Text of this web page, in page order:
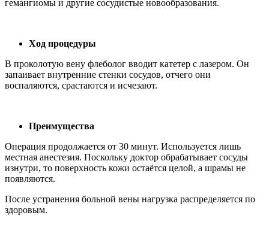
гемангиомы и другие сосудистые новообразования.
Ход процедуры
В проколотую вену флеболог вводит катетер с лазером. Он
запаивает внутренние стенки сосудов, отчего они
воспаляются, срастаются и исчезают.
Преимущества
Операция продолжается от 30 минут. Используется лишь
местная анестезия. Поскольку доктор обрабатывает сосуды
изнутри, то поверхность кожи остаётся целой, а шрамы не
появляются.
После устранения больной вены нагрузка распределяется по
здоровым.